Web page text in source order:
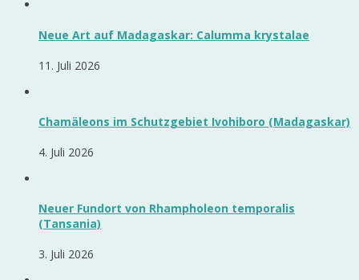
Neue Art auf Madagaskar: Calumma krystalae
11. Juli 2026
Chamäleons im Schutzgebiet Ivohiboro (Madagaskar)
4. Juli 2026
Neuer Fundort von Rhampholeon temporalis
(Tansania)
3. Juli 2026